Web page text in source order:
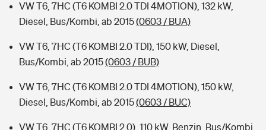
VW T6, 7HC (T6 KOMBI 2.0 TDI 4MOTION), 132 kW,
Diesel, Bus/Kombi, ab 2015(0603 / BUA)
VW T6, 7HC (T6 KOMBI 2.0 TDI), 150 kW, Diesel,
Bus/Kombi, ab 2015(0603 / BUB)
VW T6, 7HC (T6 KOMBI 2.0 TDI 4MOTION), 150 kW,
Diesel, Bus/Kombi, ab 2015(0603 / BUC)
VW T6, 7HC (T6 KOMBI 2.0), 110 kW, Benzin, Bus/Kombi,